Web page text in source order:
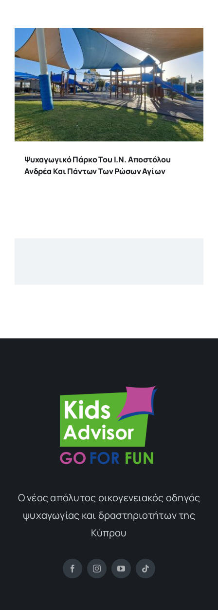
Ψυχαγωγικό Πάρκο Του Ι.Ν. Αποστόλου
Ανδρέα Και Πάντων Των Ρώσων Αγίων
Ο νέος απόλυτος οικογενειακός οδηγός
ψυχαγωγίας και δραστηριοτήτων της
Κύπρου